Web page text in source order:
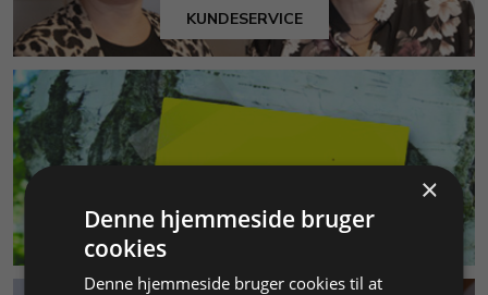
KUNDESERVICE
MILJØ & BÆREDYGTIGHED
×
Denne hjemmeside bruger
cookies
Denne hjemmeside bruger cookies til at